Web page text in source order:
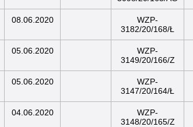
08.06.2020
WZP-
3182/20/168/Ł
05.06.2020
WZP-
3149/20/166/Z
05.06.2020
WZP-
3147/20/164/Ł
04.06.2020
WZP-
3148/20/165/Z